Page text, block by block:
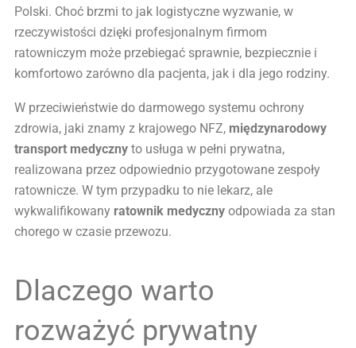
Polski. Choć brzmi to jak logistyczne wyzwanie, w
rzeczywistości dzięki profesjonalnym firmom
ratowniczym może przebiegać sprawnie, bezpiecznie i
komfortowo zarówno dla pacjenta, jak i dla jego rodziny.
W przeciwieństwie do darmowego systemu ochrony
zdrowia, jaki znamy z krajowego NFZ, międzynarodowy
transport medyczny to usługa w pełni prywatna,
realizowana przez odpowiednio przygotowane zespoły
ratownicze. W tym przypadku to nie lekarz, ale
wykwalifikowany ratownik medyczny odpowiada za stan
chorego w czasie przewozu.
Dlaczego warto
rozważyć prywatny